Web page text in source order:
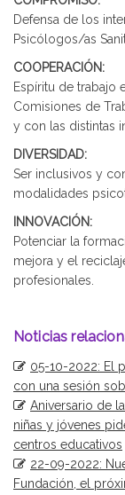
Defensa de los
Psicólogos/as
COOPERACIÓN:
Espíritu de trabajo
Comisiones de
y con las distintas
DIVERSIDAD:
Ser inclusivos y
modalidades
INNOVACIÓN:
Potenciar la
mejora y el
profesionales.
Noticias
05-10-2022: El
con una sesión
Aniversario de
niñas y jóvenes
centros educativos
22-09-2022:
Fundación, el